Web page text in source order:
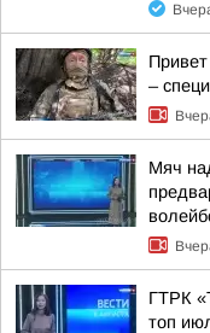
–
Мяч
ГТРК
топ